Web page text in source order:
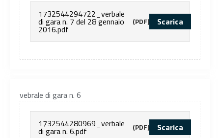
1732544294722_verbale
di gara n. 7 del 28 gennaio
2016.pdf
(PDF) Scarica
vebrale di gara n. 6
1732544280969_verbale
di gara n. 6.pdf (PDF) Scarica